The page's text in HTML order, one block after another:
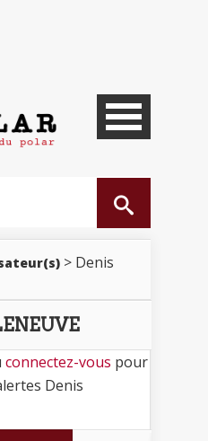
> Denis
connectez-vous pour
Denis